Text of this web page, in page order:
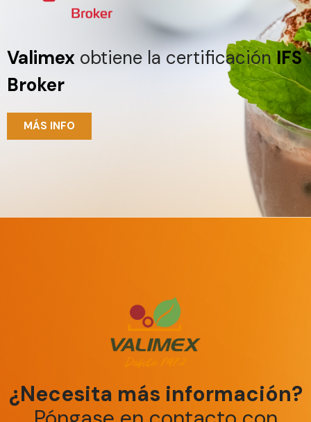
Valimex obtiene la certificaciónIFS
Broker
MÁS INFO
¿Necesita más información?